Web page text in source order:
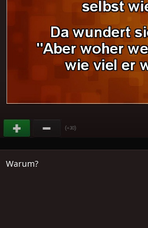
(+30)
Warum?